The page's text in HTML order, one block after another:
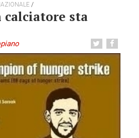
/
calciatore sta